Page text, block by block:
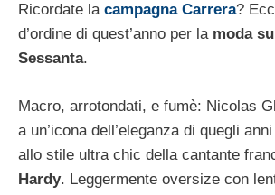
Ricordate lacampagna Carrera?
d’ordine di quest’anno per la moda
Sessanta.
Macro, arrotondati, e fumè: Nicolas
a un’icona dell’eleganza di quegli
allo stile ultra chic della cantante
Hardy. Leggermente oversize con